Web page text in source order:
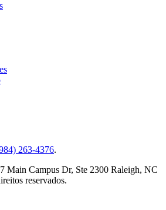
263-4376.
Main Campus Dr, Ste 2300 Raleigh, NC
reservados.